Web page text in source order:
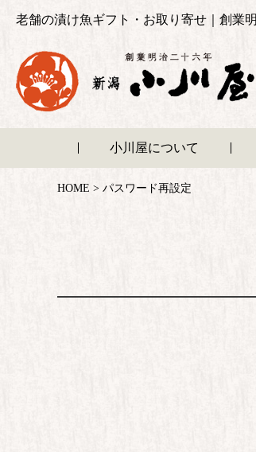
老舗の漬け魚ギフト・お取り寄せ｜創業
小川屋について
HOME パスワード再設定